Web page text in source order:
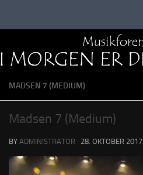
MADSEN 7 (MEDIUM)
Madsen 7 (Medium)
BY ADMINISTRATOR · 28. OKTOBER 2017